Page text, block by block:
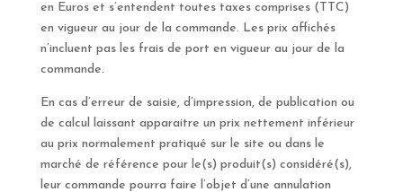
en Euros et s’entendent toutes taxes comprises (TTC)
en vigueur au jour de la commande. Les prix affichés
n’incluent pas les frais de port en vigueur au jour de la
commande.
En cas d’erreur de saisie, d’impression, de publication ou
de calcul laissant apparaitre un prix nettement inférieur
au prix normalement pratiqué sur le site ou dans le
marché de référence pour le(s) produit(s) considéré(s),
leur commande pourra faire l’objet d’une annulation